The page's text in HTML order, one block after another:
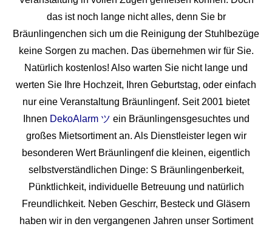
das ist noch lange nicht alles, denn Sie br
Bräunlingenchen sich um die Reinigung der Stuhlbezüge
keine Sorgen zu machen. Das übernehmen wir für Sie.
Natürlich kostenlos! Also warten Sie nicht lange und
werten Sie Ihre Hochzeit, Ihren Geburtstag, oder einfach
nur eine Veranstaltung Bräunlingenf. Seit 2001 bietet
Ihnen DekoAlarm ツ ein Bräunlingensgesuchtes und
großes Mietsortiment an. Als Dienstleister legen wir
besonderen Wert Bräunlingenf die kleinen, eigentlich
selbstverständlichen Dinge: S Bräunlingenberkeit,
Pünktlichkeit, individuelle Betreuung und natürlich
Freundlichkeit. Neben Geschirr, Besteck und Gläsern
haben wir in den vergangenen Jahren unser Sortiment